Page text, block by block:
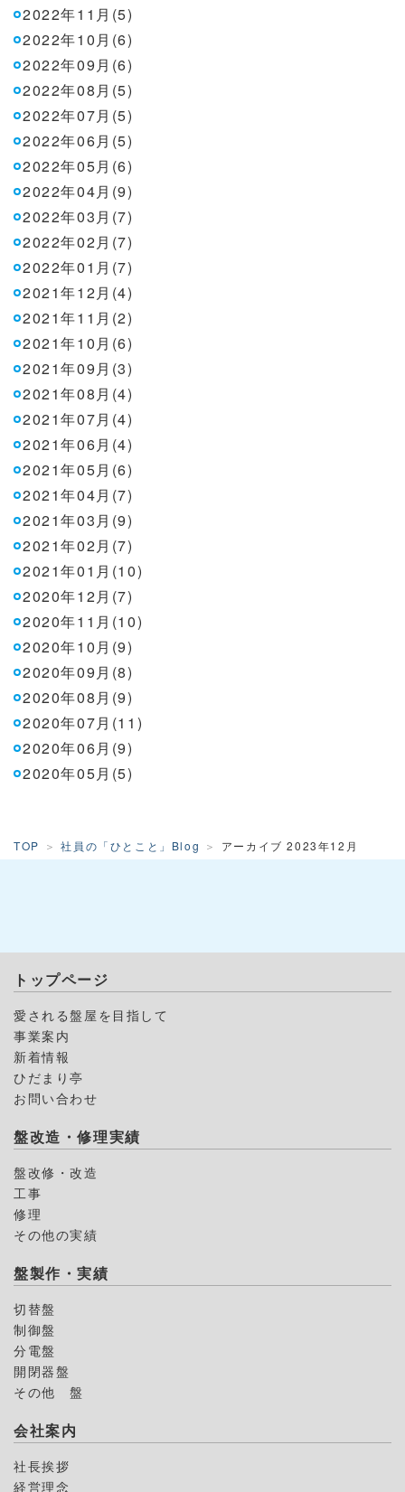
2022年11月(5)
2022年10月(6)
2022年09月(6)
2022年08月(5)
2022年07月(5)
2022年06月(5)
2022年05月(6)
2022年04月(9)
2022年03月(7)
2022年02月(7)
2022年01月(7)
2021年12月(4)
2021年11月(2)
2021年10月(6)
2021年09月(3)
2021年08月(4)
2021年07月(4)
2021年06月(4)
2021年05月(6)
2021年04月(7)
2021年03月(9)
2021年02月(7)
2021年01月(10)
2020年12月(7)
2020年11月(10)
2020年10月(9)
2020年09月(8)
2020年08月(9)
2020年07月(11)
2020年06月(9)
2020年05月(5)
TOP 社員の「ひとこと」Blog アーカイブ 2023年12月
トップページ
愛される盤屋を目指して
事業案内
新着情報
ひだまり亭
お問い合わせ
盤改造・修理実績
盤改修・改造
工事
修理
その他の実績
盤製作・実績
切替盤
制御盤
分電盤
開閉器盤
その他 盤
会社案内
社長挨拶
経営理念